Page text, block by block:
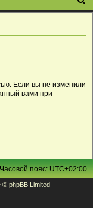
Если вы не изменили
вами при
Часовой пояс:UTC+02:00
phpBB Limited